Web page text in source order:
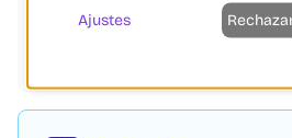
Fidelización
Livestream Commerce
Ajustes